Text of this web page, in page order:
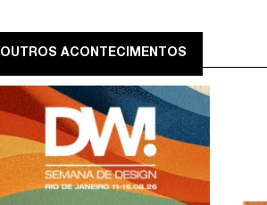
OUTROS ACONTECIMENTOS